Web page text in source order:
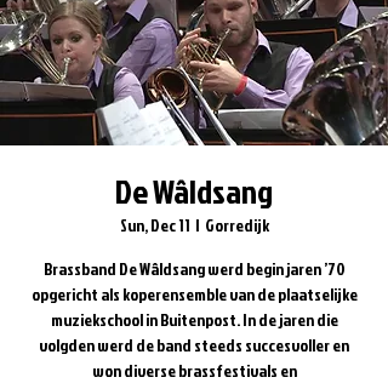
De Wâldsang
Sun, Dec 11
  |
Gorredijk
Brassband De Wâldsang werd begin jaren ’70
opgericht als koperensemble van de plaatselijke
muziekschool in Buitenpost. In de jaren die
volgden werd de band steeds succesvoller en
won diverse brassfestivals en